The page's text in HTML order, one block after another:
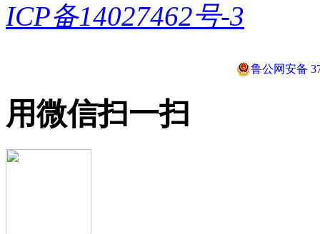
ICP备14027462号-3
鲁公网安备
用微信扫一扫